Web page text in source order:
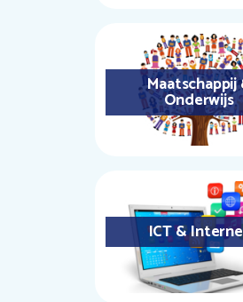
Maatschappij
Onderwijs
ICT &